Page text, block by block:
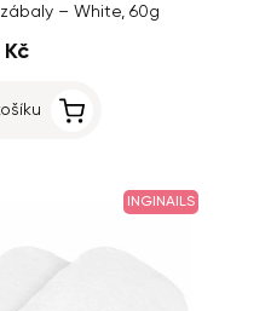
– White, 60g
INGINAILS